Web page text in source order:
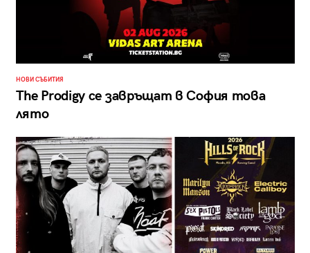
НОВИ СЪБИТИЯ
The Prodigy се завръщат в София това
лято